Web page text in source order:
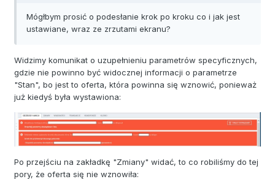
Mógłbym prosić o podesłanie krok po kroku co i jak jest
ustawiane, wraz ze zrzutami ekranu?
Widzimy komunikat o uzupełnieniu parametrów specyficznych,
gdzie nie powinno być widocznej informacji o parametrze
"Stan", bo jest to oferta, która powinna się wznowić, ponieważ
już kiedyś była wystawiona:
Po przejściu na zakładkę "Zmiany" widać, to co robiliśmy do tej
pory, że oferta się nie wznowiła: